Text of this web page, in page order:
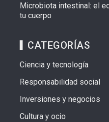
Microbiota intestinal: el
tu cuerpo
CATEGORÍAS
Ciencia y tecnología
Responsabilidad social
Inversiones y negocios
Cultura y ocio